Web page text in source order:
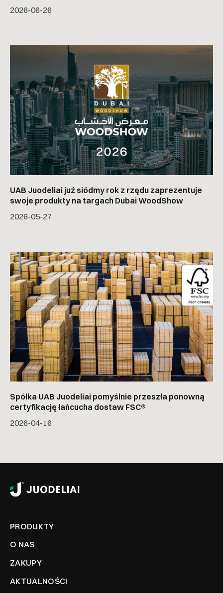
2026-06-26
UAB Juodeliai już siódmy rok z rzędu zaprezentuje
swoje produkty na targach Dubai WoodShow
2026-05-27
Spółka UAB Juodeliai pomyślnie przeszła ponowną
certyfikację łańcucha dostaw FSC®
2026-04-16
PRODUKTY
O NAS
ZAKUPY
AKTUALNOŚCI